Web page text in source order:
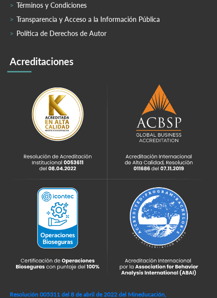
Términos y Condiciones
Transparencia y Acceso a la Información Pública
Política de Derechos de Autor
Acreditaciones
Resolución 005311 del 8 de abril de 2022 del Mineducación,